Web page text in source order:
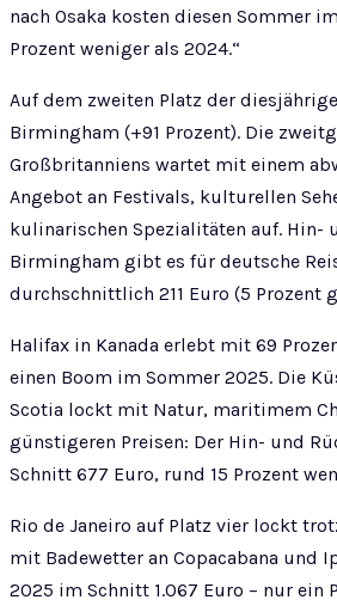
nach Osaka kosten diesen Sommer
Prozent weniger als 2024.“
Auf dem zweiten Platz der
Birmingham (+91 Prozent). Die
Großbritanniens wartet mit einem
Angebot an Festivals, kulturellen
kulinarischen Spezialitäten auf. Hin-
Birmingham gibt es für deutsche
durchschnittlich 211 Euro (5 Prozent
Halifax in Kanada erlebt mit 69
einen Boom im Sommer 2025. Die
Scotia lockt mit Natur, maritimem
günstigeren Preisen: Der Hin- und
Schnitt 677 Euro, rund 15 Prozent
Rio de Janeiro auf Platz vier lockt
mit Badewetter an Copacabana und
2025 im Schnitt 1.067 Euro – nur ein